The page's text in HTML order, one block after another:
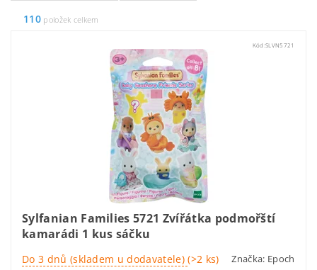
110položek celkem
Kód: SLVN5721
Sylfanian Families 5721 Zvířátka podmořští
kamarádi 1 kus sáčku
Do 3 dnů (skladem u dodavatele)(>2 ks) Značka: Epoch